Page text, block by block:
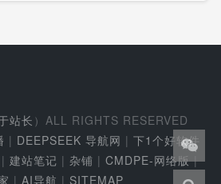
站长 ）ALL RIGHTS RESERVED
| DEEPSEEK 导航网 | 下1个好软件
| 建站笔记 | 杂铺 | CMDPE-网络版|
| AI导航 | SITEMAP